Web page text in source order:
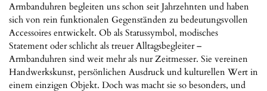
Armbanduhren begleiten uns schon seit Jahrzehnten und haben
sich von rein funktionalen Gegenständen zu bedeutungsvollen
Accessoires entwickelt. Ob als Statussymbol, modisches
Statement oder schlicht als treuer Alltagsbegleiter –
Armbanduhren sind weit mehr als nur Zeitmesser. Sie vereinen
Handwerkskunst, persönlichen Ausdruck und kulturellen Wert in
einem einzigen Objekt. Doch was macht sie so besonders, und